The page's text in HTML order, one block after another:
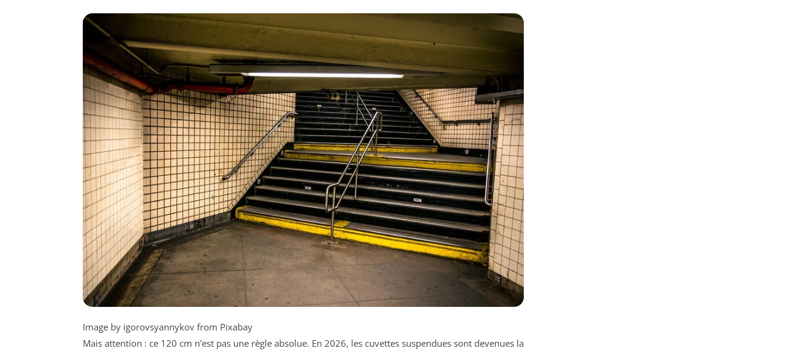
Image by igorovsyannykov from Pixabay
Mais attention : ce 120 cm n'est pas une règle absolue. En 2026, les cuvettes suspendues sont devenues la